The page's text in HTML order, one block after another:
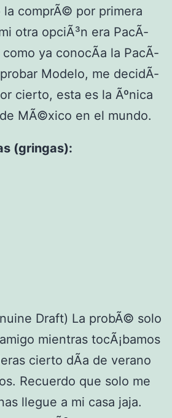
la comprÃ© por primera
otra opciÃ³n era PacÃ­
ya conocÃ­a la PacÃ­
Modelo, me decidÃ­
cierto, esta es la Ãºnica
MÃ©xico en el mundo.
(gringas):
Draft) La probÃ© solo
mientras tocÃ¡bamos
cierto dÃ­a de verano
Recuerdo que solo me
llegue a mi casa jaja.